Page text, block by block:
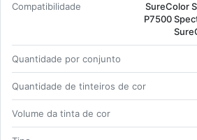
Com­pa­ti­bi­li­dade
Su­re­Color
P7500
Quan­ti­dade por con­junto
Quan­ti­dade de tin­teiros de cor
Vo­lume da tinta de cor